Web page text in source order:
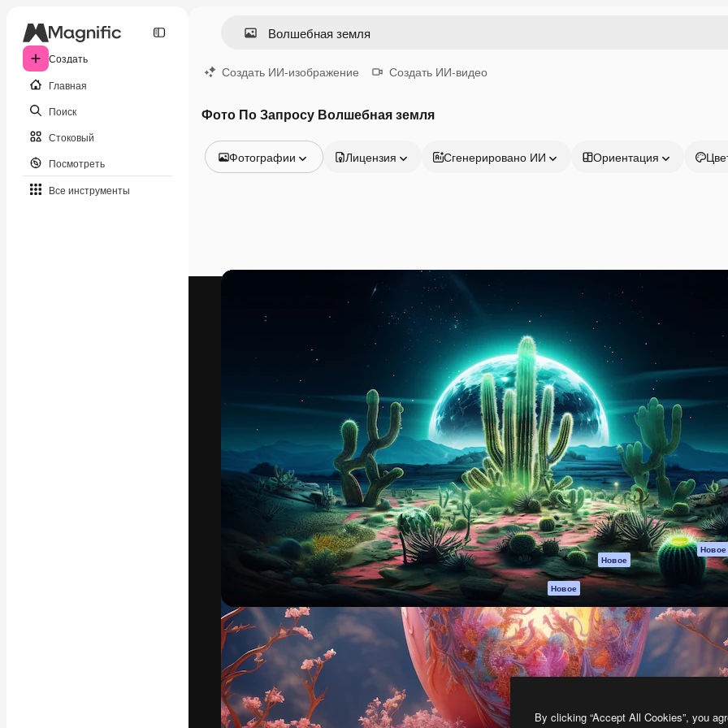
Создать
Главная
Поиск
Стоковый
Посмотреть
Все инструменты
Создать ИИ-изображение Создать ИИ-видео
Фото По Запросу Волшебная земля
Фотографии
Видео
Видеошаблоны
Лицензия Сгенерировано ИИ Ориентация
Креативная платформа для создания
ваших лучших работ. Более 1 миллиона
подписчиков среди креаторов,
предприятий, агентств и студий.
Pусский
Продукция
Spaces
ИИ-помощник
Генератор
изображений ИИ
Генератор видео
ИИ
Генератор голоса
на основе ИИ
Стоковый контент
MCP для
Claude/ChatGPT
Новое
Агенты Новое
API
Мобильное
приложение
Все инструменты
Magnific
Начать
Academy
Документация по
Пакету ИИ
Служба
поддержки
Условия и
положения
Политика
Оригиналы Новое
Политика
cookie
Центр доверия
Партнеры
Предприятие
By clicking “Accept All Cookies”, you